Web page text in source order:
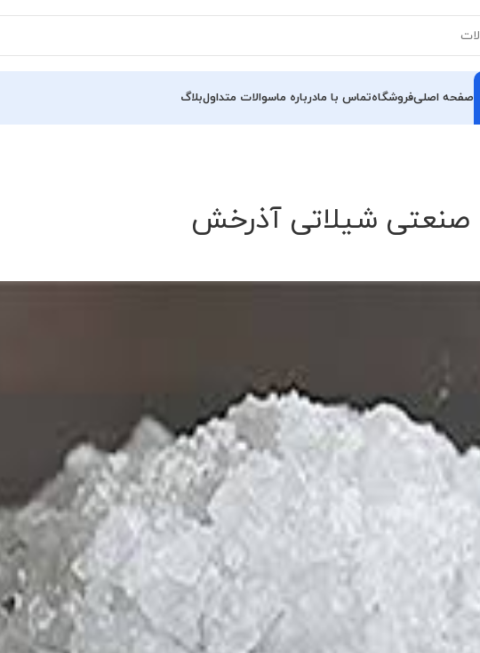
صفحه اصلیفروشگاهتماس با مادرباره ماسوالات متداولبلاگ
شیلاتی آذرخش